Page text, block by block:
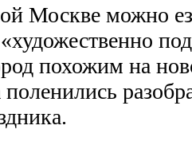
Москве можно
похожим на